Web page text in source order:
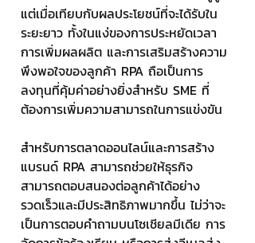
แต่เมื่อเทียบกับผลประโยชน์ที่จะได้รับใน
ระยะยาว ทั้งในแง่ของการประหยัดเวลา
การเพิ่มผลผลิต และการเสริมสร้างความ
พึงพอใจของลูกค้า RPA ถือเป็นการ
ลงทุนที่คุ้มค่าอย่างยิ่งสำหรับ SME ที่
ต้องการเพิ่มความสามารถในการแข่งขัน
สำหรับการตลาดออนไลน์และการสร้าง
แบรนด์ RPA สามารถช่วยให้ธุรกิจ
สามารถตอบสนองต่อลูกค้าได้อย่าง
รวดเร็วและมีประสิทธิภาพมากขึ้น ไม่ว่าจะ
เป็นการตอบคำถามบนโซเชียลมีเดีย การ